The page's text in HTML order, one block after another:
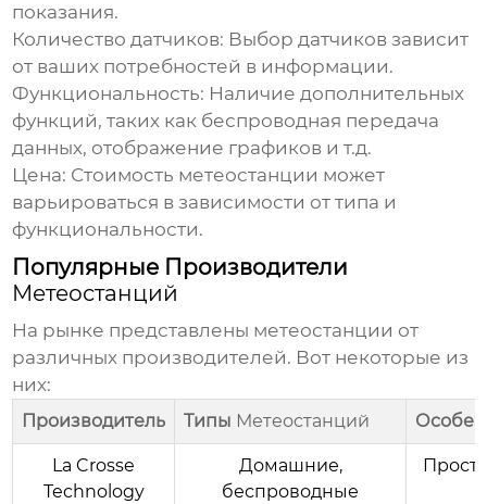
показания.
Количество датчиков: Выбор датчиков зависит
от ваших потребностей в информации.
Функциональность: Наличие дополнительных
функций, таких как беспроводная передача
данных, отображение графиков и т.д.
Цена: Стоимость метеостанции может
варьироваться в зависимости от типа и
функциональности.
Популярные Производители
Метеостанций
На рынке представлены метеостанции от
различных производителей. Вот некоторые из
них:
Производитель Типы Метеостанций
La Crosse
Technology
Домашние,
беспроводные